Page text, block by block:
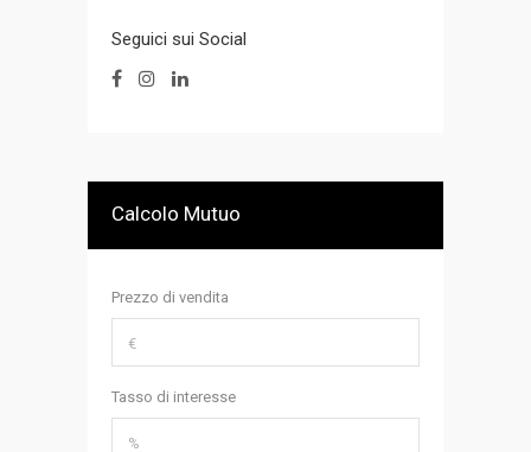
Seguici sui Social
Calcolo Mutuo
Prezzo di vendita
Tasso di interesse